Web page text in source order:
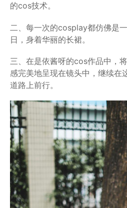
的cos技术。
二、每一次的cosplay都仿佛是
日，身着华丽的长裙。
三、在是依酱呀的cos作品中，
感完美地呈现在镜头中，继续在
道路上前行。